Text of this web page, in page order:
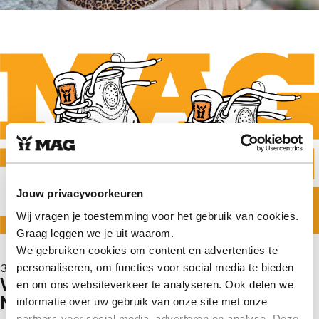
Jouw privacyvoorkeuren
Wij vragen je toestemming voor het gebruik van cookies.
Graag leggen we je uit waarom.
We gebruiken cookies om content en advertenties te
personaliseren, om functies voor social media te bieden
en om ons websiteverkeer te analyseren. Ook delen we
informatie over uw gebruik van onze site met onze
30 jaar MAG
Welkom op de officiële website van
MAG!